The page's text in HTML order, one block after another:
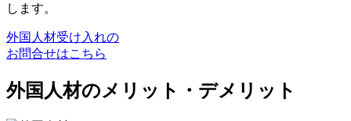
します。
外国人材受け入れの
お問合せはこちら
外国人材のメリット・デメリット